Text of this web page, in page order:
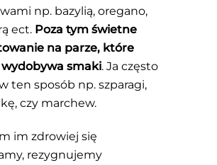
np. bazylią, oregano,
ect. Poza tym świetne
na parze, które
smaki. Ja często
ten sposób np. szparagi,
czy marchew.
im zdrowiej się
rezygnujemy